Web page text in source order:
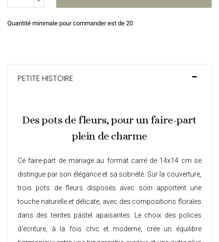
Quantité minimale pour commander est de 20
PETITE HISTOIRE
Des pots de fleurs, pour un faire-part
plein de charme
Ce faire-part de mariage au format carré de 14x14 cm se
distingue par son élégance et sa sobriété. Sur la couverture,
trois pots de fleurs disposés avec soin apportent une
touche naturelle et délicate, avec des compositions florales
dans des teintes pastel apaisantes. Le choix des polices
d'écriture, à la fois chic et moderne, crée un équilibre